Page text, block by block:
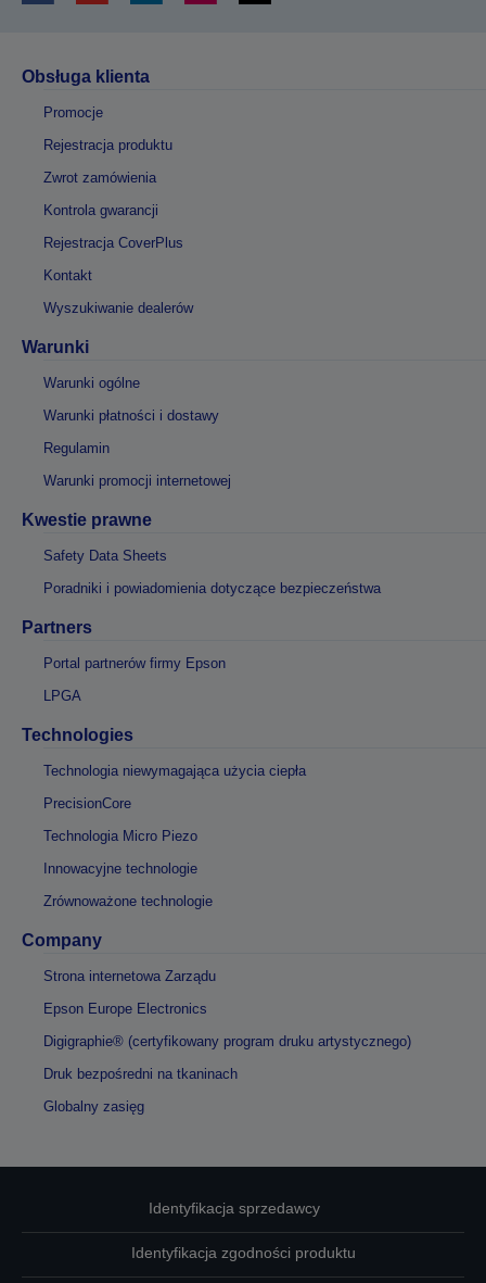
Obsługa klienta
Promocje
Rejestracja produktu
Zwrot zamówienia
Kontrola gwarancji
Rejestracja CoverPlus
Kontakt
Wyszukiwanie dealerów
Warunki
Warunki ogólne
Warunki płatności i dostawy
Regulamin
Warunki promocji internetowej
Kwestie prawne
Safety Data Sheets
Poradniki i powiadomienia dotyczące bezpieczeństwa
Partners
Portal partnerów firmy Epson
LPGA
Technologies
Technologia niewymagająca użycia ciepła
PrecisionCore
Technologia Micro Piezo
Innowacyjne technologie
Zrównoważone technologie
Company
Strona internetowa Zarządu
Epson Europe Electronics
Digigraphie® (certyfikowany program druku artystycznego)
Druk bezpośredni na tkaninach
Globalny zasięg
Identyfikacja sprzedawcy
Identyfikacja zgodności produktu